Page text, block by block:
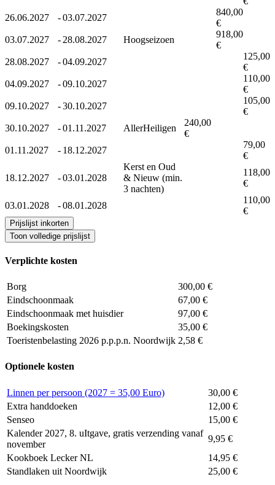
Toon volledige prijslijst
26.06.2027
-03.07.2027
840,00
€
03.07.2027
- 28.08.2027 Hoogseizoen
918,00
€
28.08.2027
-04.09.2027
125,00
€
04.09.2027
-09.10.2027
110,00
€
09.10.2027
-30.10.2027
105,00
€
30.10.2027
-01.11.2027 AllerHeiligen
240,00
€
01.11.2027
- 18.12.2027
79,00
€
18.12.2027 -03.01.2028
Kerst en Oud
& Nieuw (min.
3 nachten)
118,00
€
03.01.2028 -08.01.2028
110,00
€
Prijslijst inkorten
Verplichte kosten
Borg
300,00 €
Eindschoonmaak
67,00 €
Eindschoonmaak met huisdier
97,00 €
Boekingskosten
35,00 €
Toeristenbelasting 2026 p.p.p.n. Noordwijk 2,58 €
Optionele kosten
Linnen per persoon (2027 = 35,00 Euro)
30,00 €
Extra handdoeken
12,00 €
Senseo
15,00 €
Kalender 2027, 8. uItgave, gratis verzending vanaf
november
9,95 €
Kookboek Lecker NL
14,95 €
Standlaken uit Noordwijk
25,00 €